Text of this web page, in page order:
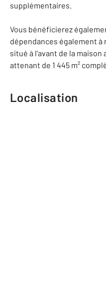
supplémentaires.
Vous bénéficierez
dépendances également à
situé à l'avant de la
attenant de 1 445 m²
Localisation